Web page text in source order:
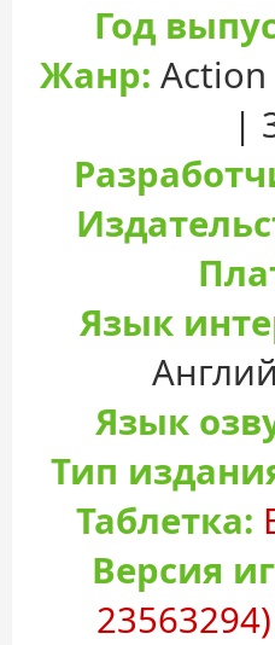
Год
Жанр:
|
Язык
Язык
Тип
Таблетка:
Версия